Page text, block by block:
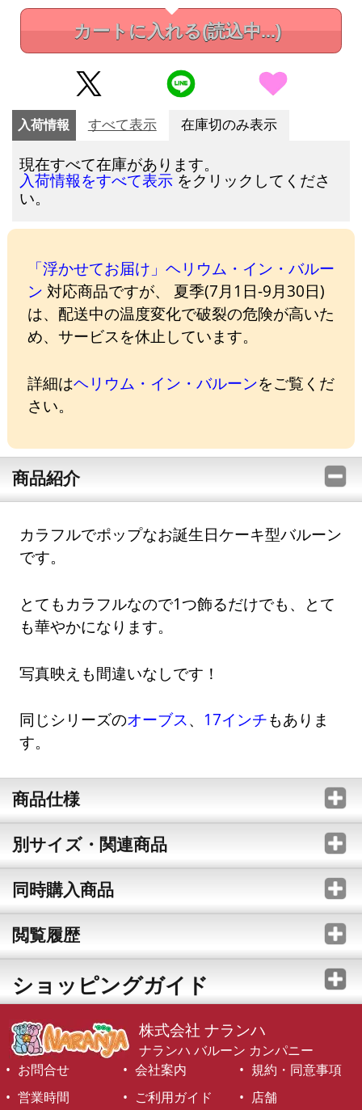
カートに入れる(読込中...)
入荷情報 すべて表示 在庫切のみ表示
現在すべて在庫があります。
入荷情報をすべて表示 をクリックしてくださ
い。
「浮かせてお届け」ヘリウム・イン・バルー
ン 対応商品ですが、 夏季(7月1日-9月30日)
は、配送中の温度変化で破裂の危険が高いた
め、サービスを休止しています。
詳細はヘリウム・イン・バルーンをご覧くだ
さい。
商品紹介
カラフルでポップなお誕生日ケーキ型バルーン
です。
とてもカラフルなので1つ飾るだけでも、とて
も華やかになります。
写真映えも間違いなしです！
同じシリーズのオーブス、 17インチもありま
す。
商品仕様
別サイズ・関連商品
同時購入商品
閲覧履歴
ショッピングガイド
株式会社 ナランハ
ナランハ バルーン カンパニー
お問合せ
会社案内
規約・同意事項
営業時間
ご利用ガイド 店舗